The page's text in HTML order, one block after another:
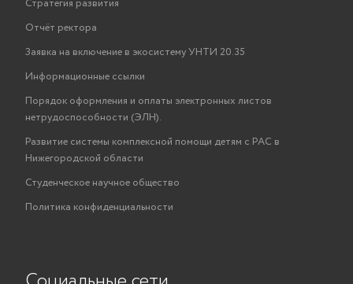
Стратегия развития
Отчёт ректора
Заявка на включение в экосистему УНТИ 20.35
Информационные ссылки
Порядок оформления и оплаты электронных листов
нетрудоспособности (ЭЛН).
Развитие системы комплексной помощи детям с РАС в
Нижегородской области
Студенческое научное общество
Политика конфиденциальности